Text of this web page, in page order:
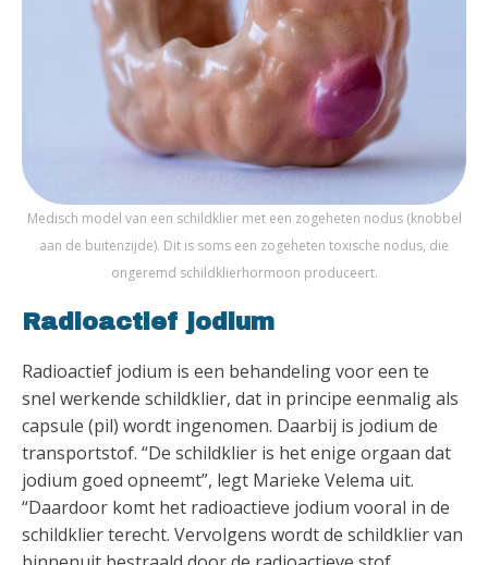
Medisch model van een schildklier met een zogeheten nodus (knobbel
aan de buitenzijde). Dit is soms een zogeheten toxische nodus, die
ongeremd schildklierhormoon produceert.
Radioactief jodium
Radioactief jodium is een behandeling voor een te
snel werkende schildklier, dat in principe eenmalig als
capsule (pil) wordt ingenomen. Daarbij is jodium de
transportstof. “De schildklier is het enige orgaan dat
jodium goed opneemt”, legt Marieke Velema uit.
“Daardoor komt het radioactieve jodium vooral in de
schildklier terecht. Vervolgens wordt de schildklier van